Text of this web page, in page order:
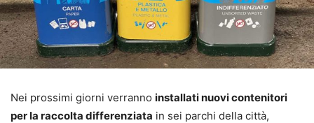
Nei prossimi giorni verranno installati nuovi contenitori
per la raccolta differenziata in sei parchi della città,